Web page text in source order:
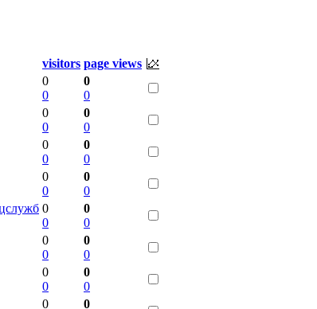
visitors page views
0
0
0
0
0
0
0
0
0
0
0
0
0
0
0
0
0
0
0
0
0
0
0
0
0
0
0
0
0
0